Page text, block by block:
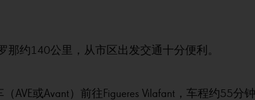
约140公里，从市区出发交通十分便利。
AVE或Avant）前往Figueres Vilafant，车程约55分